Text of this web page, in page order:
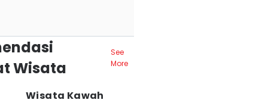
Wisata
See
More
Wisata Kawah